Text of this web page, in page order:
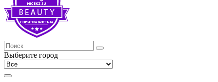
Выберите город